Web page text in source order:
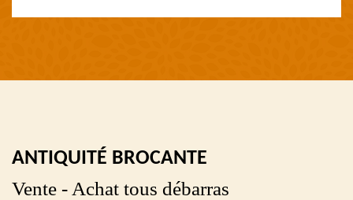
ANTIQUITÉ BROCANTE
Vente - Achat tous débarras